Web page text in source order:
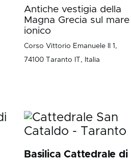
Antiche vestigia della
Magna Grecia sul mare
ionico
Corso Vittorio Emanuele II 1,
74100 Taranto IT, Italia
Basilica Cattedrale di